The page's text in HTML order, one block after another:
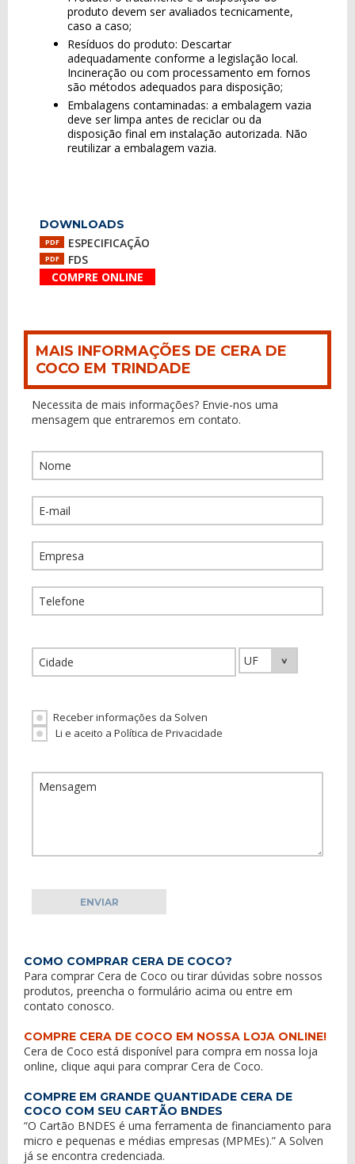
produto devem ser avaliados tecnicamente,
caso a caso;
Resíduos do produto: Descartar
adequadamente conforme a legislação local.
Incineração ou com processamento em fornos
são métodos adequados para disposição;
Embalagens contaminadas: a embalagem vazia
deve ser limpa antes de reciclar ou da
disposição final em instalação autorizada. Não
reutilizar a embalagem vazia.
DOWNLOADS
PDF ESPECIFICAÇÃO
PDF
FDS
COMPRE ONLINE
MAIS INFORMAÇÕES DE CERA DE
COCO EM TRINDADE
Necessita de mais informações? Envie-nos uma
mensagem que entraremos em contato.
Receber informações da Solven
Li e aceito a Política de Privacidade
COMO COMPRAR CERA DE COCO?
Para comprar Cera de Coco ou tirar dúvidas sobre nossos
produtos, preencha o formulário acima ou entre em
contato conosco.
COMPRE CERA DE COCO EM NOSSA LOJA ONLINE!
Cera de Coco está disponível para compra em nossa loja
online, clique aqui para comprar Cera de Coco.
COMPRE EM GRANDE QUANTIDADE CERA DE
COCO COM SEU CARTÃO BNDES
“O Cartão BNDES é uma ferramenta de financiamento para
micro e pequenas e médias empresas (MPMEs).” A Solven
já se encontra credenciada.